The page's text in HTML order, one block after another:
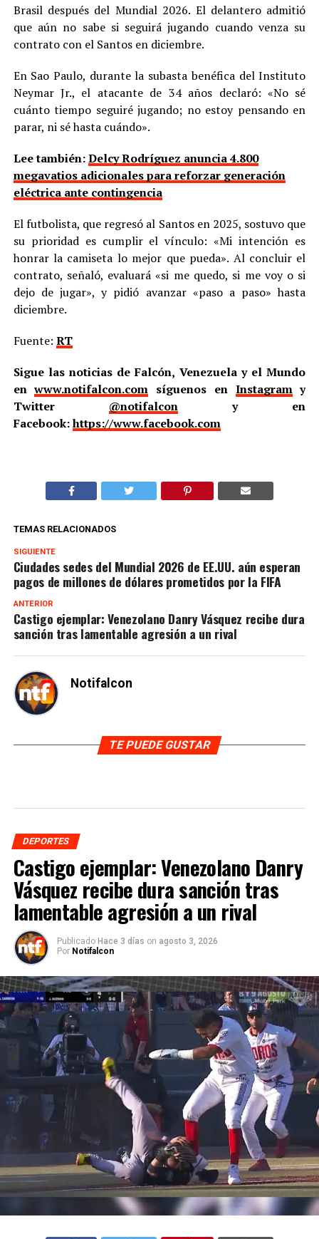
Brasil después del Mundial 2026. El delantero admitió
que aún no sabe si seguirá jugando cuando venza su
contrato con el Santos en diciembre.
En Sao Paulo, durante la subasta benéfica del Instituto
Neymar Jr., el atacante de 34 años declaró: «No sé
cuánto tiempo seguiré jugando; no estoy pensando en
parar, ni sé hasta cuándo».
Lee también:Delcy Rodríguez anuncia 4.800
megavatios adicionales para reforzar generación
eléctrica ante contingencia
El futbolista, que regresó al Santos en 2025, sostuvo que
su prioridad es cumplir el vínculo: «Mi intención es
honrar la camiseta lo mejor que pueda». Al concluir el
contrato, señaló, evaluará «si me quedo, si me voy o si
dejo de jugar», y pidió avanzar «paso a paso» hasta
diciembre.
Fuente: RT
Sigue las noticias de Falcón, Venezuela y el Mundo
enwww.notifalcon.com síguenos en Instagramy
Twitter @notifalcony en
Facebook:https://www.facebook.com
TEMAS RELACIONADOS
SIGUIENTE
Ciudades sedes del Mundial 2026 de EE.UU. aún esperan
pagos de millones de dólares prometidos por la FIFA
ANTERIOR
Castigo ejemplar: Venezolano Danry Vásquez recibe dura
sanción tras lamentable agresión a un rival
Notifalcon
TE PUEDE GUSTAR
DEPORTES
Castigo ejemplar: Venezolano Danry
Vásquez recibe dura sanción tras
lamentable agresión a un rival
Publicado Hace 3 días on agosto 3, 2026
Por Notifalcon